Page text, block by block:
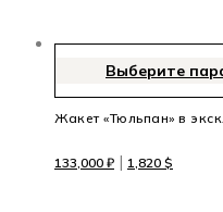
Выберите
Жакет «Тюльпан» в
133,000 ₽ | 1,820 $